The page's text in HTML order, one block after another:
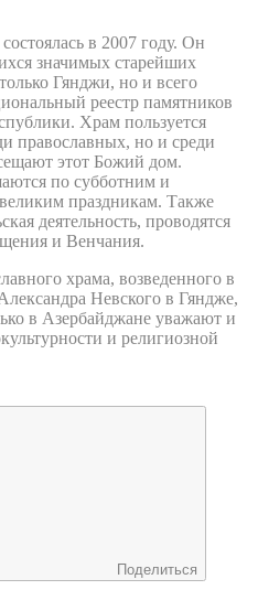
в 2007 году. Он
значимых старейших
Гянджи, но и всего
реестр памятников
Храм пользуется
православных, но и среди
этот Божий дом.
по субботним и
праздникам. Также
деятельность, проводятся
и Венчания.
храма, возведенного в
Невского в Гяндже,
в Азербайджане уважают и
и религиозной
Поделиться